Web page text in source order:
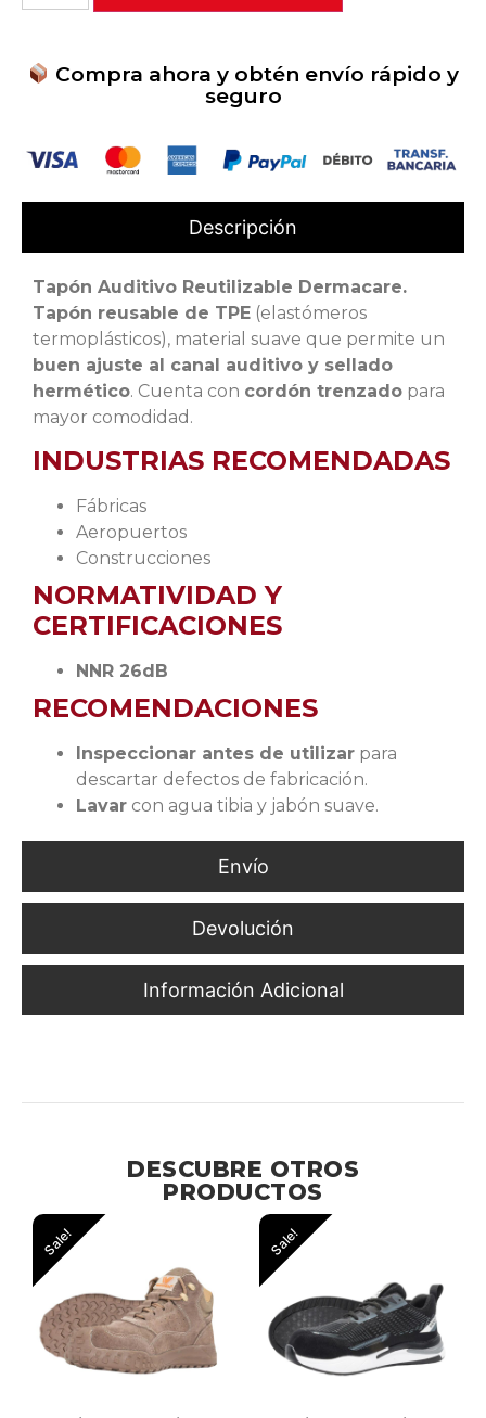
Compra ahora y obtén envío rápido y
seguro
Descripción
Envío
Devolución
Información Adicional
Tapón Auditivo Reutilizable Dermacare.
Tapón reusable de TPE (elastómeros
termoplásticos), material suave que permite un
buen ajuste al canal auditivo y sellado
hermético. Cuenta con cordón trenzado para
mayor comodidad.
INDUSTRIAS RECOMENDADAS
Fábricas
Aeropuertos
Construcciones
NORMATIVIDAD Y
CERTIFICACIONES
NNR 26dB
RECOMENDACIONES
Inspeccionar antes de utilizar para
descartar defectos de fabricación.
Lavar con agua tibia y jabón suave.
DESCUBRE OTROS
PRODUCTOS
Sale! Sale!